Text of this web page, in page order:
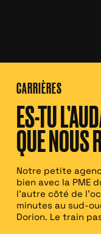
CARRIÈRES
ES-TU
QUE NOUS
Notre petite
bien avec la PME
l’autre côté de
minutes au sud-
Dorion. Le train